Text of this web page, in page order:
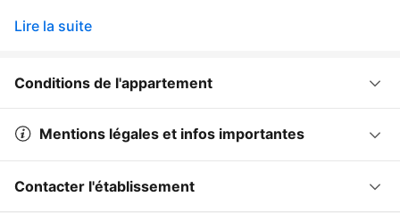
Lire la suite
Conditions de l'appartement
Mentions légales et infos importantes
Contacter l'établissement